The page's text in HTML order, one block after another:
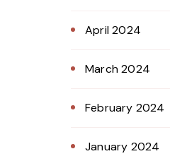
April 2024
March 2024
February 2024
January 2024